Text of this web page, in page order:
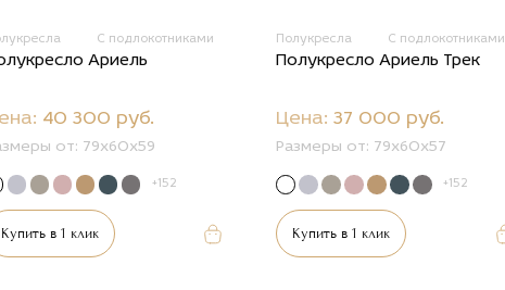
С подлокотниками
Ариель
40 300 руб.
от: 79x60x59
+152
Купить в 1 клик
Полукресла С подлокотниками
Полукресло Ариель Трек
Цена: 37 000 руб.
Размеры от: 79x60x57
+152
Купить в 1 клик